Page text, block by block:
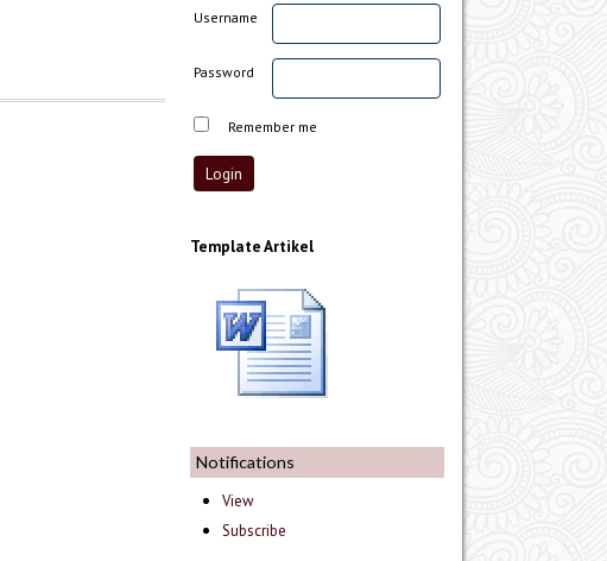
Username
Password
Remember me
Template Artikel
Notifications
View
Subscribe